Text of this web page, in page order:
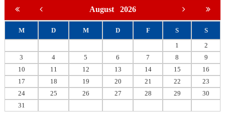
August 2026
M D M D F S
S
1
2
3
4 5 6 7 8
9
10
11 12 13 14 15
16
17
18 19 20 21 22
23
24
25 26 27 28 29
30
31